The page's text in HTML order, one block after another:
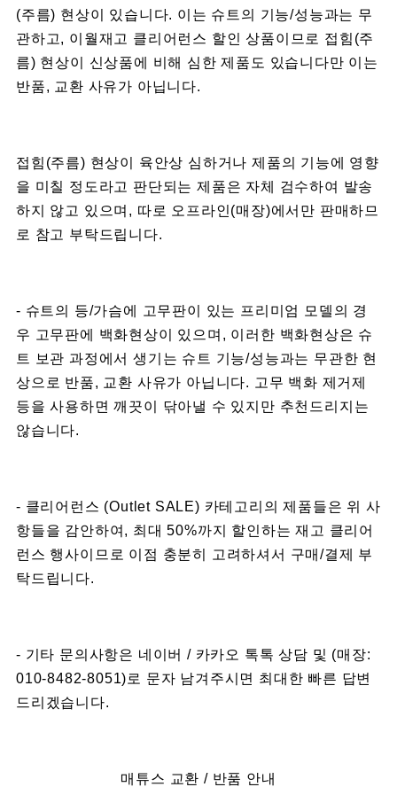
(주름) 현상이 있습니다. 이는 슈트의 기능/성능과는 무
관하고, 이월재고 클리어런스 할인 상품이므로 접힘(주
름) 현상이 신상품에 비해 심한 제품도 있습니다만 이는
반품, 교환 사유가 아닙니다.
접힘(주름) 현상이 육안상 심하거나 제품의 기능에 영향
을 미칠 정도라고 판단되는 제품은 자체 검수하여 발송
하지 않고 있으며, 따로 오프라인(매장)에서만 판매하므
로 참고 부탁드립니다.
- 슈트의 등/가슴에 고무판이 있는 프리미엄 모델의 경
우 고무판에 백화현상이 있으며, 이러한 백화현상은 슈
트 보관 과정에서 생기는 슈트 기능/성능과는 무관한 현
상으로 반품, 교환 사유가 아닙니다. 고무 백화 제거제
등을 사용하면 깨끗이 닦아낼 수 있지만 추천드리지는
않습니다.
- 클리어런스 (Outlet SALE) 카테고리의 제품들은 위 사
항들을 감안하여, 최대 50%까지 할인하는 재고 클리어
런스 행사이므로 이점 충분히 고려하셔서 구매/결제 부
탁드립니다.
- 기타 문의사항은 네이버 / 카카오 톡톡 상담 및 (매장:
010-8482-8051)로 문자 남겨주시면 최대한 빠른 답변
드리겠습니다.
매튜스 교환 / 반품 안내